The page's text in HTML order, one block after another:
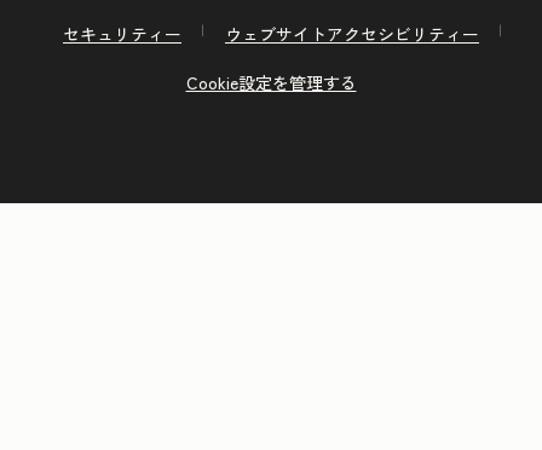
セキュリティー
ウェブサイトアクセシビリティー
Cookie設定を管理する